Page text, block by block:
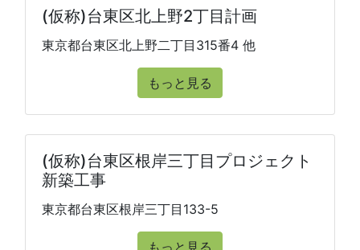
(仮称)台東区北上野2丁目計画
東京都台東区北上野二丁目315番4 他
もっと見る
(仮称)台東区根岸三丁目プロジェクト
新築工事
東京都台東区根岸三丁目133-5